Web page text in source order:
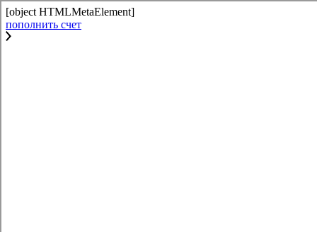
[object HTMLMetaElement]
пополнить счет